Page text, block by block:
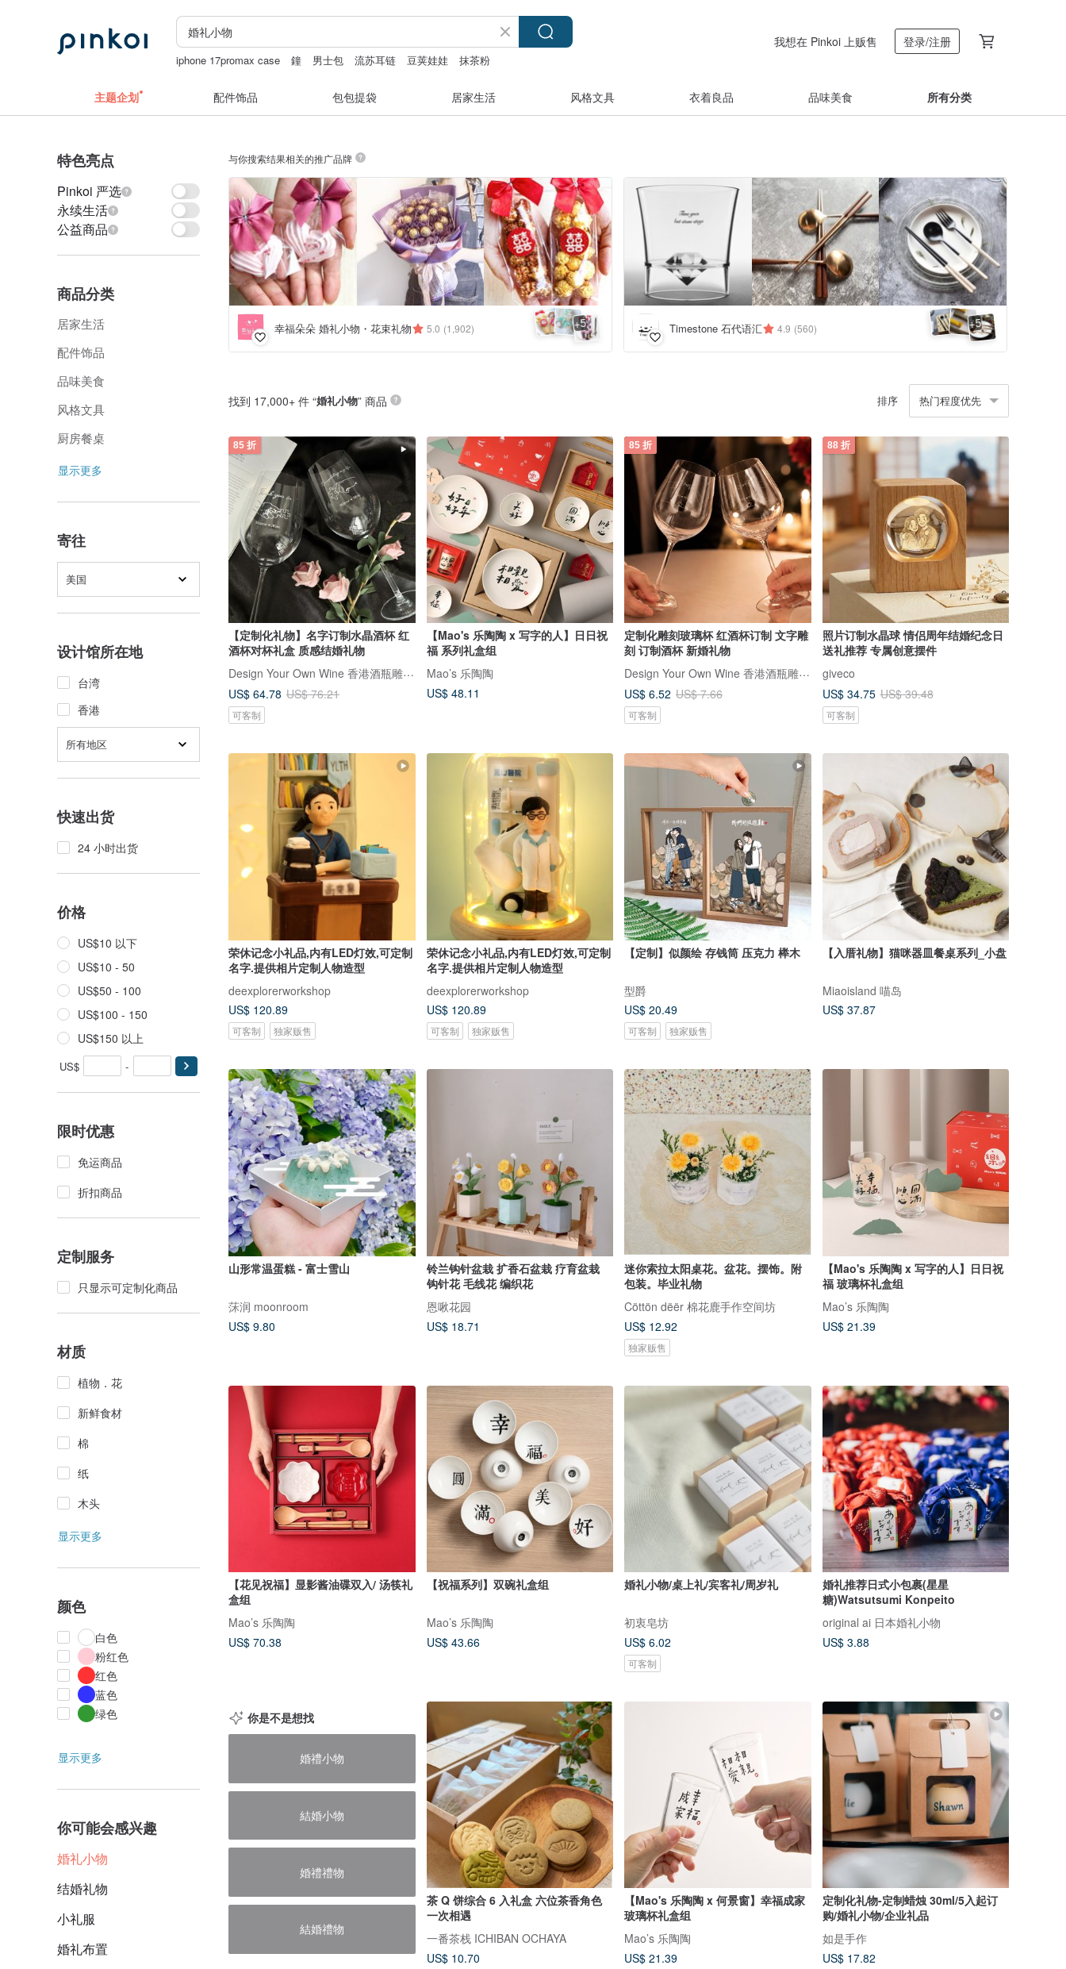
iphone 17promax case 鐘 男士包 流苏耳链 豆荚娃娃
抹茶粉
我想在 Pinkoi 上贩售 登录/注册
主题企划 配件饰品 包包提袋 居家生活 风格文具 衣着良品 品味美食 所有分类
特色亮点
Pinkoi 严选
永续生活
公益商品
商品分类
居家生活
配件饰品
品味美食
风格文具
厨房餐桌
显示更多
寄往
美国
设计馆所在地
台湾
香港
所有地区
快速出货
24 小时出货
价格
US$10 以下
US$10 - 50
US$50 - 100
US$100 - 150
US$150 以上
US$ -
限时优惠
免运商品
折扣商品
定制服务
只显示可定制化商品
材质
植物．花
新鲜食材
棉
纸
木头
显示更多
颜色
白色
粉红色
红色
蓝色
绿色
显示更多
你可能会感兴趣
婚礼小物
结婚礼物
小礼服
婚礼布置
与你搜索结果相关的推广品牌
幸福朵朵 婚礼小物・花束礼物 5.0 (1,902) +5 Timestone 石代语汇 4.9 (560) +5
找到 17,000+ 件 “婚礼小物” 商品 排序 热门程度优先
85 折
【定制化礼物】名字订制水晶酒杯 红
酒杯对杯礼盒 质感结婚礼物
Design Your Own Wine 香港酒瓶雕刻礼品专门店
US$ 64.78 US$ 76.21
可客制
【Mao's 乐陶陶 x 写字的人】日日祝
福 系列礼盒组
Mao’s 乐陶陶
US$ 48.11
85 折
定制化雕刻玻璃杯 红酒杯订制 文字雕
刻 订制酒杯 新婚礼物
Design Your Own Wine 香港酒瓶雕刻礼品专门店
US$ 6.52 US$ 7.66
可客制
88 折
照片订制水晶球 情侣周年结婚纪念日
送礼推荐 专属创意摆件
giveco
US$ 34.75 US$ 39.48
可客制
荣休记念小礼品,内有LED灯效,可定制
名字.提供相片定制人物造型
deexplorerworkshop
US$ 120.89
可客制 独家贩售
荣休记念小礼品,内有LED灯效,可定制
名字.提供相片定制人物造型
deexplorerworkshop
US$ 120.89
可客制 独家贩售
【定制】似颜绘 存钱筒 压克力 榉木
型爵
US$ 20.49
可客制 独家贩售
【入厝礼物】猫咪器皿餐桌系列_小盘
Miaoisland 喵岛
US$ 37.87
山形常温蛋糕 - 富士雪山
莯润 moonroom
US$ 9.80
铃兰钩针盆栽 扩香石盆栽 疗育盆栽
钩针花 毛线花 编织花
恩啾花园
US$ 18.71
迷你索拉太阳桌花。盆花。摆饰。附
包装。毕业礼物
Cöttön dëër 棉花鹿手作空间坊
US$ 12.92
独家贩售
【Mao's 乐陶陶 x 写字的人】日日祝
福 玻璃杯礼盒组
Mao’s 乐陶陶
US$ 21.39
【花见祝福】显影酱油碟双入/ 汤筷礼
盒组
Mao’s 乐陶陶
US$ 70.38
【祝福系列】双碗礼盒组
Mao’s 乐陶陶
US$ 43.66
婚礼小物/桌上礼/宾客礼/周岁礼
初衷皂坊
US$ 6.02
可客制
婚礼推荐日式小包裹(星星
糖)Watsutsumi Konpeito
original ai 日本婚礼小物
US$ 3.88
你是不是想找
婚禮小物
結婚小物
婚禮禮物
結婚禮物
茶 Q 饼综合 6 入礼盒 六位茶香角色
一次相遇
一番茶栈 ICHIBAN OCHAYA
US$ 10.70
【Mao's 乐陶陶 x 何景窗】幸福成家
玻璃杯礼盒组
Mao’s 乐陶陶
US$ 21.39
定制化礼物-定制蜡烛 30ml/5入起订
购/婚礼小物/企业礼品
如是手作
US$ 17.82